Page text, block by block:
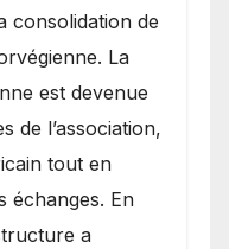
consolidation de
La
est devenue
de l’association,
tout en
échanges. En
a